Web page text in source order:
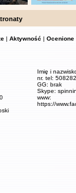
| Aktywność | Ocenione
Imię i
nr. tel:
GG: brak
Skype:
www:
https://